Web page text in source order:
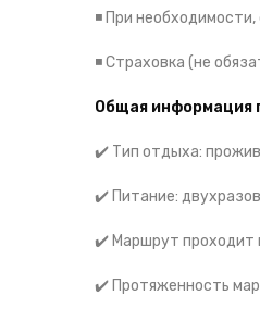
◾️ При
◾️ Страховка (не
Общая информация
✔️ Тип отдыха:
✔️ Питание:
✔️ Маршрут проходит
✔️ Протяженность